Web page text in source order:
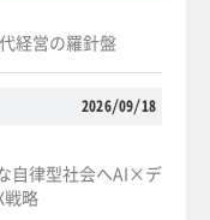
経営の羅針盤
2026/09/18
自律型社会へAI×デ
戦略